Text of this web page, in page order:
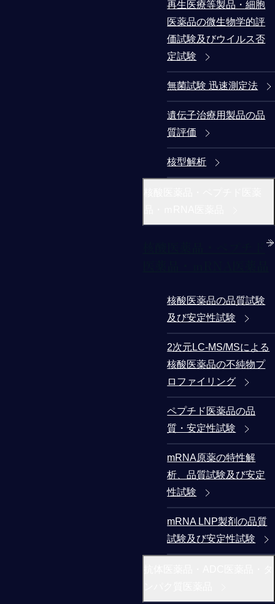
再生医療等製品・細胞
医薬品の微生物学的評
価試験及びウイルス否
定試験
無菌試験 迅速測定法
遺伝子治療用製品の品
質評価
核型解析
核酸医薬品の品質試験
及び安定性試験
2次元LC-MS/MSによる
核酸医薬品の不純物プ
ロファイリング
ペプチド医薬品の品
質・安定性試験
mRNA原薬の特性解
析、品質試験及び安定
性試験
mRNA LNP製剤の品質
試験及び安定性試験